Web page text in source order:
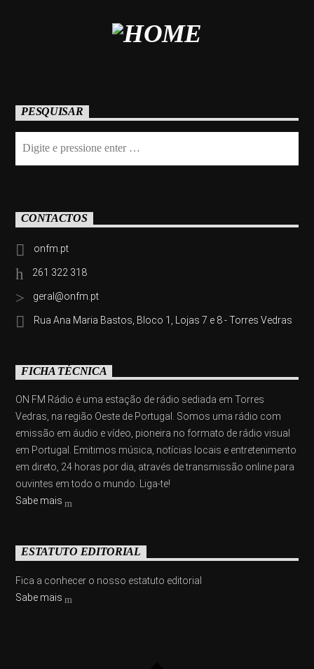
PESQUISAR
CONTACTOS
onfm.pt
261 322 318
geral@onfm.pt
Rua Ana Maria Bastos, Bloco 1, Lojas 7 e 8 - Torres Vedras
FICHA TÉCNICA
ON FM Rádio é uma estação de rádio sediada em Torres
Vedras, na região Oeste de Portugal. Somos uma rádio com
emissão em áudio e vídeo, pioneira no formato de rádio visual
em Portugal. Emitimos música, notícias locais e entretenimento
em direto, 24 horas por dia, através de transmissão online para
ouvintes em todo o mundo. Liga-te!
Sabe mais
ESTATUTO EDITORIAL
Fica a conhecer o nosso estatuto editorial
Sabe mais